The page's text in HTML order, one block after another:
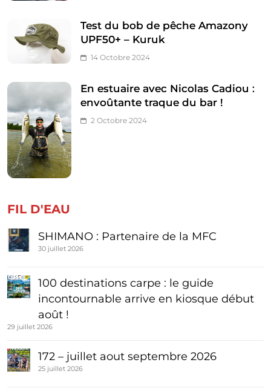
Test du bob de pêche Amazony
UPF50+ – Kuruk
14 Octobre 2024
En estuaire avec Nicolas Cadiou :
envoûtante traque du bar !
2 Octobre 2024
FIL D'EAU
SHIMANO : Partenaire de la MFC
30 juillet 2026
100 destinations carpe : le guide
incontournable arrive en kiosque début
août !
29 juillet 2026
172 – juillet aout septembre 2026
25 juillet 2026